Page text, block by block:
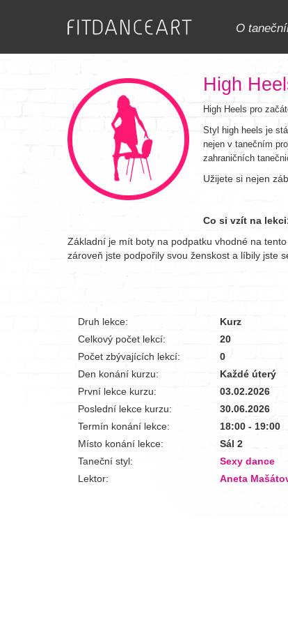
O
High
High Heels pro
Styl high heels je
nejen v tanečním
zahraničních
Užijete si nejen
Co si vzít na
Základní je mít boty na podpatku vhodné na
zároveň jste podpořily svou ženskost a líbily jste
Druh lekce:
Kurz
Celkový počet lekcí:
20
Počet zbývajících lekcí:
0
Den konání kurzu:
Každé úterý
První lekce kurzu:
03.02.2026
Poslední lekce kurzu:
30.06.2026
Termín konání lekce:
18:00 - 19:00
Místo konání lekce:
Sál 2
Taneční styl:
Sexy dance
Lektor:
Aneta